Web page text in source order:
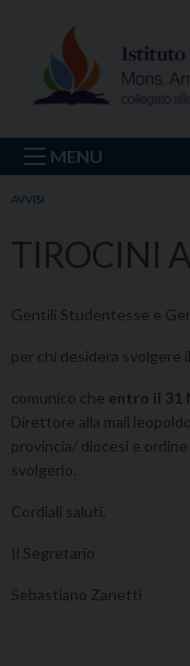
MENU
AVVISI
TIROCINI
Gentili Studentesse e
per chi desidera svolgere
comunico che entro il 31
Direttore alla mail
provincia/ diocesi e
svolgerlo.
Cordiali saluti,
Il Segretario
Sebastiano Zanetti